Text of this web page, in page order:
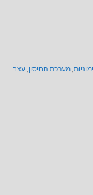
,מערכת החיסון,עצב